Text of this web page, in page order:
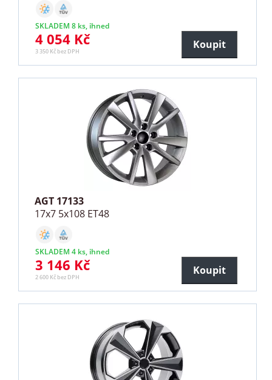
SKLADEM 8 ks, ihned
4 054 Kč
3 350 Kč bez DPH
Koupit
AGT 17133
17x7 5x108 ET48
SKLADEM 4 ks, ihned
3 146 Kč
2 600 Kč bez DPH
Koupit